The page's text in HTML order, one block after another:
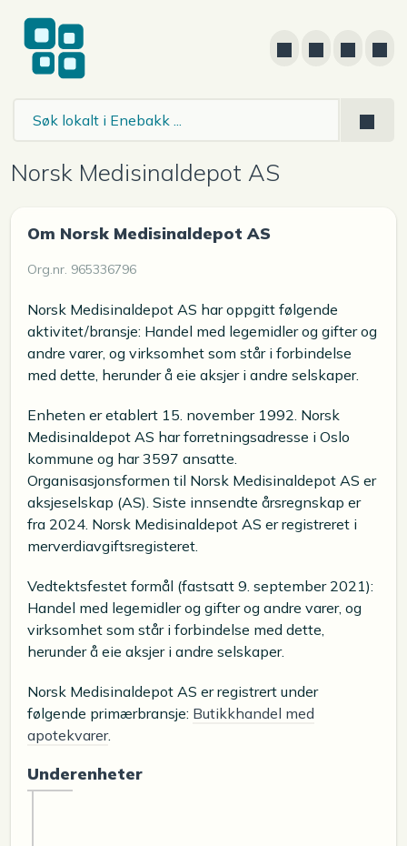
Norsk Medisinaldepot AS
Om Norsk Medisinaldepot AS
Org.nr. 965336796
Norsk Medisinaldepot AS har oppgitt følgende
aktivitet/bransje: Handel med legemidler og gifter og
andre varer, og virksomhet som står i forbindelse
med dette, herunder å eie aksjer i andre selskaper.
Enheten er etablert 15. november 1992. Norsk
Medisinaldepot AS har forretningsadresse i Oslo
kommune og har 3597 ansatte.
Organisasjonsformen til Norsk Medisinaldepot AS er
aksjeselskap (AS). Siste innsendte årsregnskap er
fra 2024. Norsk Medisinaldepot AS er registreret i
merverdiavgiftsregisteret.
Vedtektsfestet formål (fastsatt 9. september 2021):
Handel med legemidler og gifter og andre varer, og
virksomhet som står i forbindelse med dette,
herunder å eie aksjer i andre selskaper.
Norsk Medisinaldepot AS er registrert under
følgende primærbransje: Butikkhandel med
apotekvarer.
Underenheter